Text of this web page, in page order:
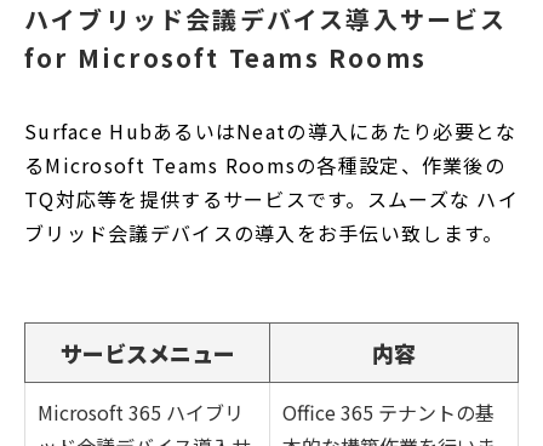
ハイブリッド会議デバイス導入サービス
for Microsoft Teams Rooms
Surface HubあるいはNeatの導入にあたり必要とな
るMicrosoft Teams Roomsの各種設定、作業後の
TQ対応等を提供するサービスです。スムーズな ハイ
ブリッド会議デバイスの導入をお手伝い致します。
サービスメニュー 内容
Microsoft 365 ハイブリ
Office 365 テナントの基